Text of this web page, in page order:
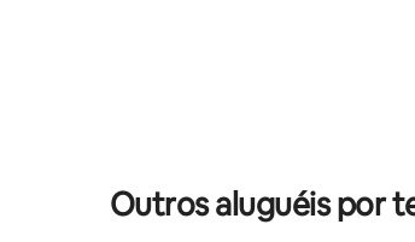
Outros aluguéis por